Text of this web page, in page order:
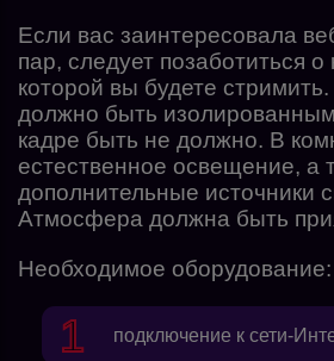
Если вас заинтересовала
пар, следует позаботиться о
которой вы будете
должно быть
кадре быть не должно. В
естественное освещение, а
дополнительные источники
Атмосфера должна быть
Необходимое оборудование:
подключение к сети-